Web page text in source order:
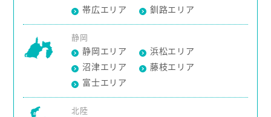
帯広エリア
釧路エリア
静岡
静岡エリア
浜松エリア
沼津エリア
藤枝エリア
富士エリア
北陸